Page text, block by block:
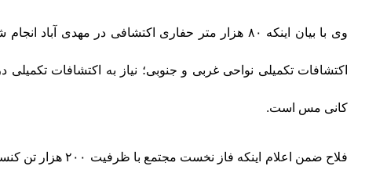
وی با بیان اینکه ۸۰ هزار متر حفاری اکتشافی در مهدی
اکتشافات تکمیلی نواحی غربی و جنوبی؛ نیاز به اکتشافات تکمیلی
کانی مس است.
فلاح ضمن اعلام اینکه فاز